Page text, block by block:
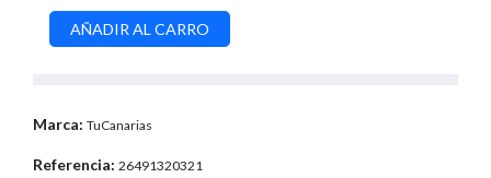
Marca: TuCanarias
Referencia: 26491320321